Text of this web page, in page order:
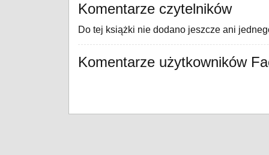
Komentarze czytelników
Do tej książki nie dodano jeszcze ani
Komentarze użytkowników